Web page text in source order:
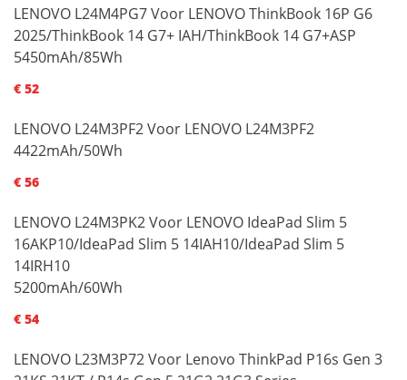
LENOVO L24M4PG7 Voor LENOVO ThinkBook 16P G6
2025/ThinkBook 14 G7+ IAH/ThinkBook 14 G7+ASP
5450mAh/85Wh
€ 52
LENOVO L24M3PF2 Voor LENOVO L24M3PF2
4422mAh/50Wh
€ 56
LENOVO L24M3PK2 Voor LENOVO IdeaPad Slim 5
16AKP10/IdeaPad Slim 5 14IAH10/IdeaPad Slim 5
14IRH10
5200mAh/60Wh
€ 54
LENOVO L23M3P72 Voor Lenovo ThinkPad P16s Gen 3